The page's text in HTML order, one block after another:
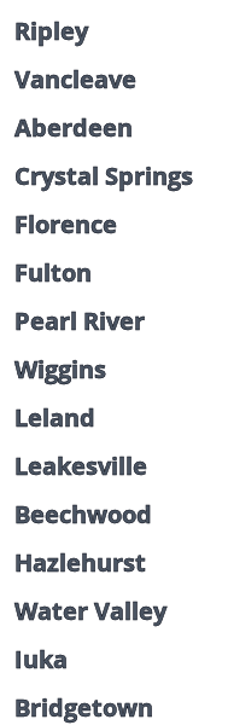
Ripley
Vancleave
Aberdeen
Crystal Springs
Florence
Fulton
Pearl River
Wiggins
Leland
Leakesville
Beechwood
Hazlehurst
Water Valley
Iuka
Bridgetown